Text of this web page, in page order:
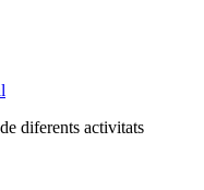
diferents activitats